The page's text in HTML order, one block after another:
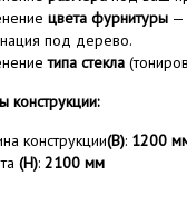
цвета фурнитуры —
под дерево.
типа стекла
конструкции:
конструкции(B): 1200
(H): 2100 мм